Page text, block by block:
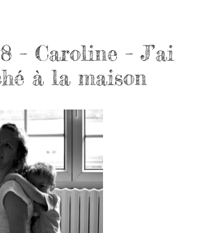
– Caroline – J’ai
à la maison